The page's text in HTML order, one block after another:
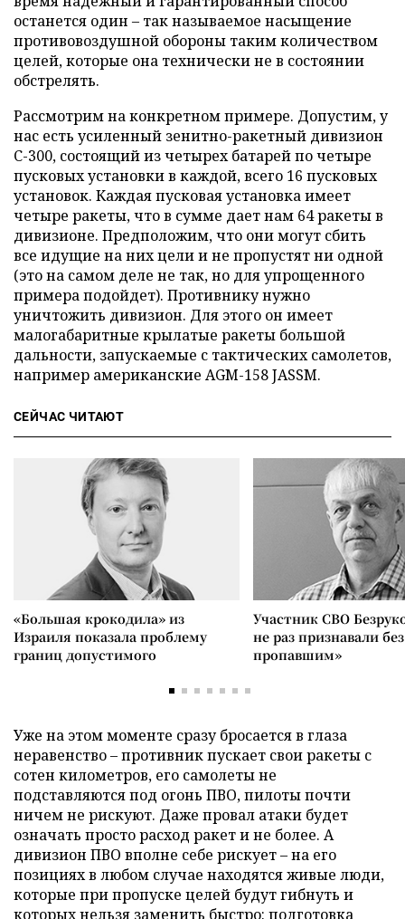
останется один – так называемое насыщение
противовоздушной обороны таким количеством
целей, которые она технически не в состоянии
обстрелять.
Рассмотрим на конкретном примере. Допустим, у
нас есть усиленный зенитно-ракетный дивизион
С-300, состоящий из четырех батарей по четыре
пусковых установки в каждой, всего 16 пусковых
установок. Каждая пусковая установка имеет
четыре ракеты, что в сумме дает нам 64 ракеты в
дивизионе. Предположим, что они могут сбить
все идущие на них цели и не пропустят ни одной
(это на самом деле не так, но для упрощенного
примера подойдет). Противнику нужно
уничтожить дивизион. Для этого он имеет
малогабаритные крылатые ракеты большой
дальности, запускаемые с тактических самолетов,
например американские AGM-158 JASSM.
СЕЙЧАС ЧИТАЮТ
«Большая крокодила» из
Израиля показала проблему
границ допустимого
Участник СВО
не раз признавали
пропавшим»
Уже на этом моменте сразу бросается в глаза
неравенство – противник пускает свои ракеты с
сотен километров, его самолеты не
подставляются под огонь ПВО, пилоты почти
ничем не рискуют. Даже провал атаки будет
означать просто расход ракет и не более. А
дивизион ПВО вполне себе рискует – на его
позициях в любом случае находятся живые люди,
которые при пропуске целей будут гибнуть и
которых нельзя заменить быстро: подготовка